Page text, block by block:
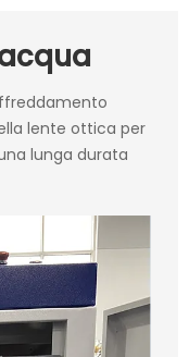
lente ottica per
lunga durata